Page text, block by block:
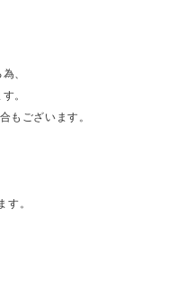
、
。
もございます。
。